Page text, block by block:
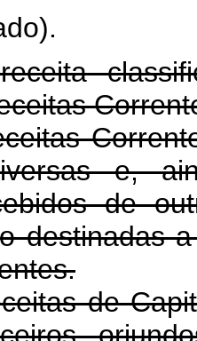
e,
de
destinadas
de